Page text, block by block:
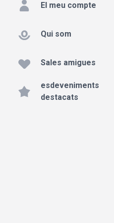
El meu compte
Qui som
Sales amigues
esdeveniments
destacats